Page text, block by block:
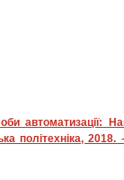
автоматизації:
політехніка,